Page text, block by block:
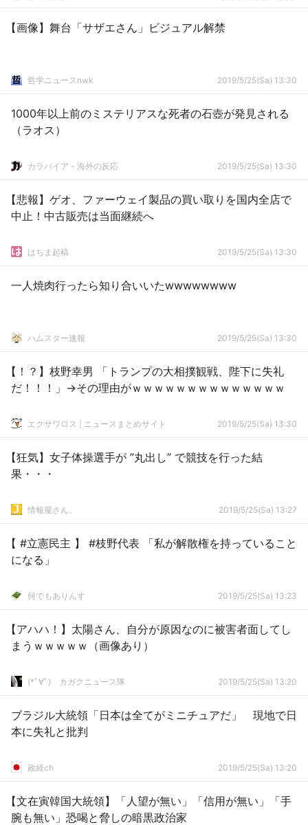
【画像】舞台「サザエさん」ビジュアル解禁
哲学ニュースnwk 2019/5/25(Sa) 13:30
1000年以上前のミステリアスな死者の石壺が発見される
（ラオス）
カラパイア - 海外の反応 2019/5/25(Sa) 13:30
【悲報】ゲオ、ファーウェイ製品の買い取りを国内全店で
中止！中古販売は当面継続へ
はちま起稿 2019/5/25(Sa) 13:30
一人焼肉行ったら知り合いいたwwwwwwww
ハムスター速報 2019/5/25(Sa) 13:30
【！？】枝野幸男 「トランプの大相撲観戦、陛下に失礼
だ！！！」→その理由がｗｗｗｗｗｗｗｗｗｗｗｗｗｗ
エクサワロス | ニュースまとめサイト 2019/5/25(Sa) 13:30
【狂気】女子体操選手が ”丸出し” で競技を行った結
果・・・
情報屋さん。 2019/5/25(Sa) 13:27
【 #立憲民主 】 #枝野代表 「私が解散権を持っていること
になる」
何でもありんす 2019/5/25(Sa) 13:23
【アハハ！】太陽さん、自分が原因なのに被害者面してし
まうｗｗｗｗｗ（画像あり）
(*ﾟ∀ﾟ)ゞカガクニュース隊 2019/5/25(Sa) 13:20
ブラジル大統領「日本は全てがミニチュアだ」 現地で日
本に失礼と批判
政経ch 2019/5/25(Sa) 13:20
【文在寅韓国大統領】「人望が無い」「信用が無い」「手
腕も無い」恐喝と脅しの暗黒政治家